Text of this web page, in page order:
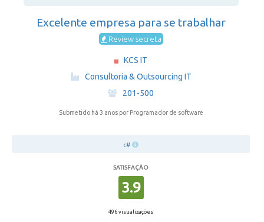
Excelente empresa para se trabalhar
Review secreta
KCS IT
·
Consultoria & Outsourcing IT
·
201-500
Submetido há 3 anos por Programador de software
c#
SATISFAÇÃO
3.9
496 visualizações